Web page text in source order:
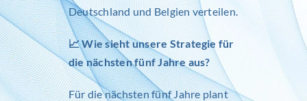
Deutschland und Belgien verteilen.
📈 Wie sieht unsere Strategie für
die nächsten fünf Jahre aus?
Für die nächsten fünf Jahre plant